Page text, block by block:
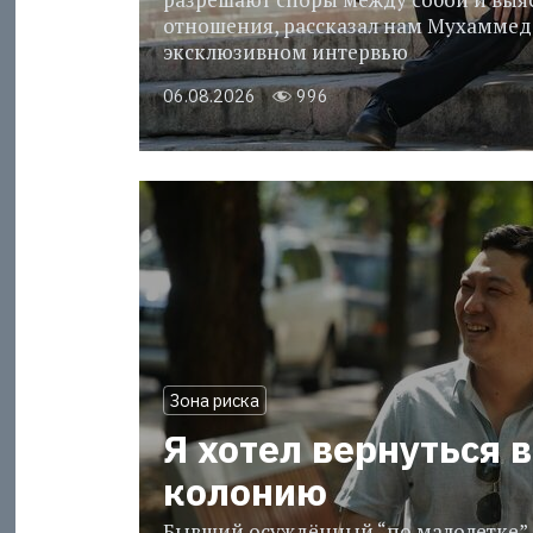
отношения, рассказал нам
эксклюзивном интервью
06.08.2026 996
Зона риска
Я хотел вернуться в
колонию